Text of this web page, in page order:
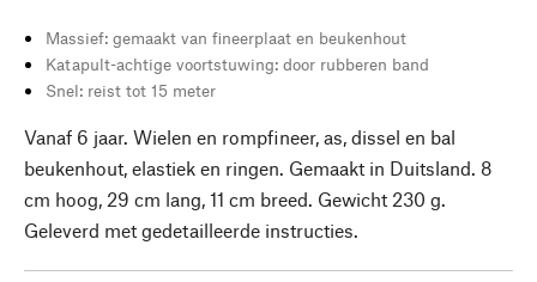
Massief: gemaakt van fineerplaat en beukenhout
Katapult-achtige voortstuwing: door rubberen band
Snel: reist tot 15 meter
Vanaf 6 jaar. Wielen en rompfineer, as, dissel en bal
beukenhout, elastiek en ringen. Gemaakt in Duitsland. 8
cm hoog, 29 cm lang, 11 cm breed. Gewicht 230 g.
Geleverd met gedetailleerde instructies.